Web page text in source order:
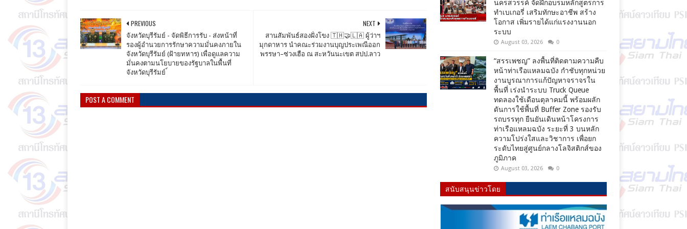
NEXT
สานสัมพันธ์สองฝั่งโขง 🇹🇭🤝🇱🇦 ผู้ว่าฯ
มุกดาหาร นำคณะร่วมงานบุญประเพณีออก
พรรษา–ซ่วงเฮือ ณ สะหวันนะเขต สปป.ลาว​
PREVIOUS
จังหวัดบุรีรัมย์ - จัดพิธีการรับ - ส่งหน้าที่
รองผู้อำนวยการรักษาความมั่นคงภายใน
จังหวัดบุรีรัมย์ (ฝ้ายทหาร) เพื่อดูแลความ
มั่นคงตามนโยบายของรัฐบาลในพื้นที่
จังหวัดบุรีรัมย์​ ์
POST A COMMENT
นครสวรรค์ จัดฝึกอบรมหลักสูตรการ
ทำเบเกอรี่ เสริมทักษะอาชีพ สร้าง
โอกาส เพิ่มรายได้แก่แรงงานนอก
ระบบ
August 03, 2026 0
“สรรเพชญ” ลงพื้นที่ติดตามความคืบ
หน้าท่าเรือแหลมฉบัง กำชับทุกหน่วย
งานบูรณาการแก้ปัญหาจราจรใน
พื้นที่ เร่งนำระบบ Truck Queue
ทดลองใช้เดือนตุลาคมนี้ พร้อมผลัก
ดันการใช้พื้นที่ Buffer Zone รองรับ
รถบรรทุก ยืนยันเดินหน้าโครงการ
ท่าเรือแหลมฉบัง ระยะที่ 3 บนหลัก
ความโปร่งใสและวิชาการ เพื่อยก
ระดับไทยสู่ศูนย์กลางโลจิสติกส์ของ
ภูมิภาค
August 03, 2026 0
สนับสนุนข่าวโดย